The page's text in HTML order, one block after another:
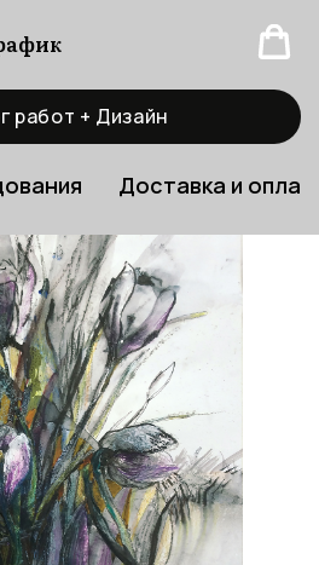
работ + Дизайн
Доставка и